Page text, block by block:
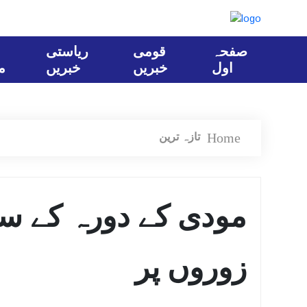
صفحہ
اول
قومی
خبریں
ریاستی
خبریں
Home تازہ ترین
مودی کے دورہ کے
زوروں پر